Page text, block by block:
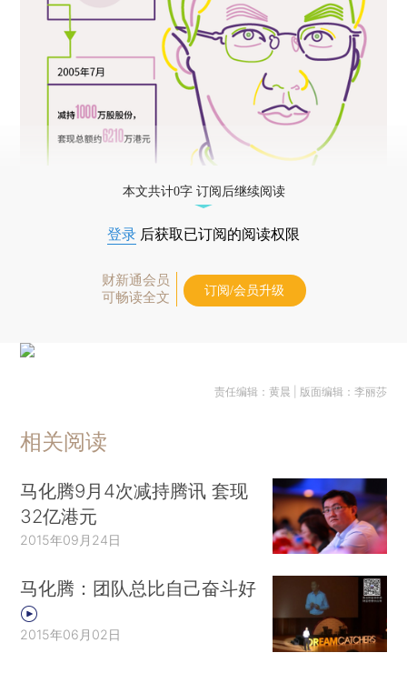
本文共计0字 订阅后继续阅读
登录 后获取已订阅的阅读权限
财新通会员
可畅读全文
订阅/会员升级
责任编辑：黄晨 | 版面编辑：李丽莎
相关阅读
马化腾9月4次减持腾讯 套现
32亿港元
2015年09月24日
马化腾：团队总比自己奋斗好
2015年06月02日